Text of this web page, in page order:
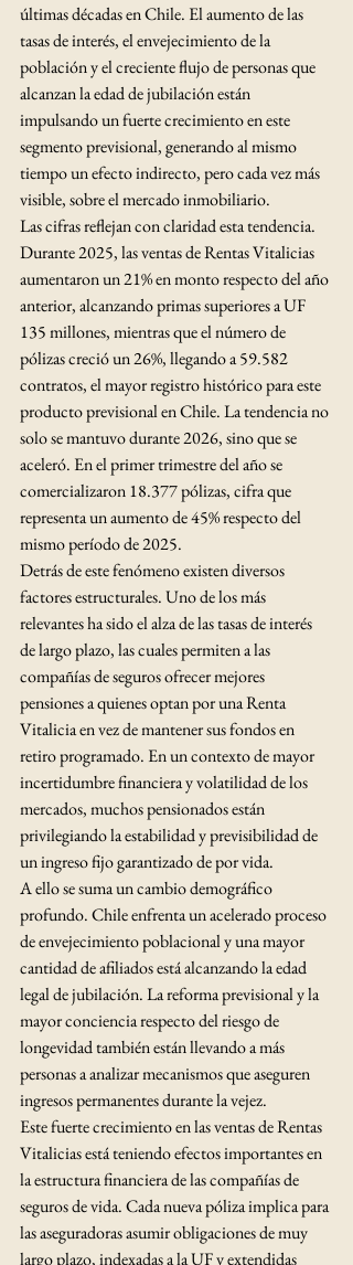
últimas décadas en Chile. El aumento de las
tasas de interés, el envejecimiento de la
población y el creciente flujo de personas que
alcanzan la edad de jubilación están
impulsando un fuerte crecimiento en este
segmento previsional, generando al mismo
tiempo un efecto indirecto, pero cada vez más
visible, sobre el mercado inmobiliario.
Las cifras reflejan con claridad esta tendencia.
Durante 2025, las ventas de Rentas Vitalicias
aumentaron un 21% en monto respecto del año
anterior, alcanzando primas superiores a UF
135 millones, mientras que el número de
pólizas creció un 26%, llegando a 59.582
contratos, el mayor registro histórico para este
producto previsional en Chile. La tendencia no
solo se mantuvo durante 2026, sino que se
aceleró. En el primer trimestre del año se
comercializaron 18.377 pólizas, cifra que
representa un aumento de 45% respecto del
mismo período de 2025.
Detrás de este fenómeno existen diversos
factores estructurales. Uno de los más
relevantes ha sido el alza de las tasas de interés
de largo plazo, las cuales permiten a las
compañías de seguros ofrecer mejores
pensiones a quienes optan por una Renta
Vitalicia en vez de mantener sus fondos en
retiro programado. En un contexto de mayor
incertidumbre financiera y volatilidad de los
mercados, muchos pensionados están
privilegiando la estabilidad y previsibilidad de
un ingreso fijo garantizado de por vida.
A ello se suma un cambio demográfico
profundo. Chile enfrenta un acelerado proceso
de envejecimiento poblacional y una mayor
cantidad de afiliados está alcanzando la edad
legal de jubilación. La reforma previsional y la
mayor conciencia respecto del riesgo de
longevidad también están llevando a más
personas a analizar mecanismos que aseguren
ingresos permanentes durante la vejez.
Este fuerte crecimiento en las ventas de Rentas
Vitalicias está teniendo efectos importantes en
la estructura financiera de las compañías de
seguros de vida. Cada nueva póliza implica para
las aseguradoras asumir obligaciones de muy
largo plazo, indexadas a la UF y extendidas